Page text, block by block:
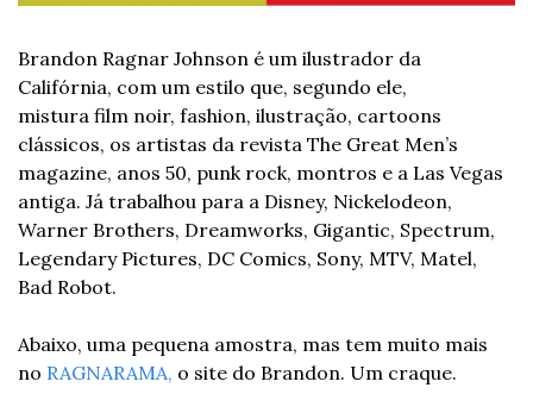
Brandon Ragnar Johnson é um ilustrador da
Califórnia, com um estilo que, segundo ele,
mistura film noir, fashion, ilustração, cartoons
clássicos, os artistas da revista The Great Men’s
magazine, anos 50, punk rock, montros e a Las Vegas
antiga. Já trabalhou para a Disney, Nickelodeon,
Warner Brothers, Dreamworks, Gigantic, Spectrum,
Legendary Pictures, DC Comics, Sony, MTV, Matel,
Bad Robot.
Abaixo, uma pequena amostra, mas tem muito mais
no RAGNARAMA, o site do Brandon. Um craque.